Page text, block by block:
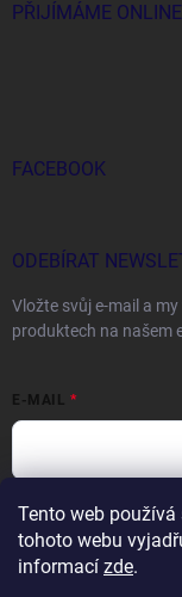
Tento web
tohoto webu
informací zde.
PŘIJÍMÁME
FACEBOOK
ODEBÍRAT
Vložte svůj e-mail a
produktech na našem
E-MAIL
Vložením e-mailu
Přihlásit se